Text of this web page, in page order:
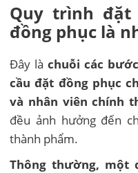
Quy trình đặt
đồng phục là
Đây là chuỗi các
cầu đặt đồng phục
và nhân viên chính
đều ảnh hưởng đến
thành phẩm.
Thông thường, một